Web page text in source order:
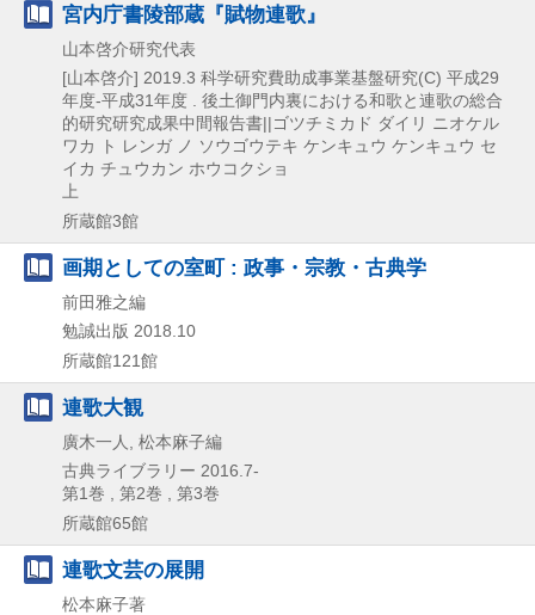
宮内庁書陵部蔵『賦物連歌』
山本啓介研究代表
[山本啓介] 2019.3 科学研究費助成事業基盤研究(C) 平成29
年度-平成31年度 . 後土御門内裏における和歌と連歌の総合
的研究研究成果中間報告書||ゴツチミカド ダイリ ニオケル
ワカ ト レンガ ノ ソウゴウテキ ケンキュウ ケンキュウ セ
イカ チュウカン ホウコクショ
上
所蔵館3館
画期としての室町 : 政事・宗教・古典学
前田雅之編
勉誠出版 2018.10
所蔵館121館
連歌大観
廣木一人, 松本麻子編
古典ライブラリー 2016.7-
第1巻 , 第2巻 , 第3巻
所蔵館65館
連歌文芸の展開
松本麻子著